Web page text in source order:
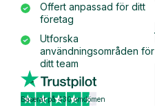
Offert anpassad för ditt
företag
Utforska
användningsområden för
ditt team
Baserat på 430 omdömen